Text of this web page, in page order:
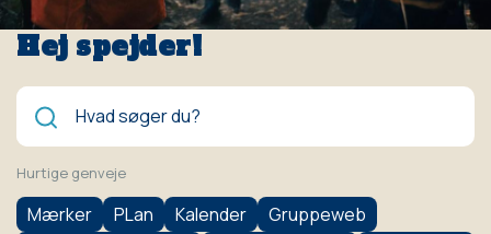
Hej spejder!
Søg
Hurtige genveje
Mærker PLan Kalender
Gruppeweb